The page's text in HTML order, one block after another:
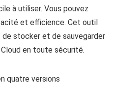
à utiliser. Vous pouvez
et efficience. Cet outil
stocker et de sauvegarder
en toute sécurité.
quatre versions